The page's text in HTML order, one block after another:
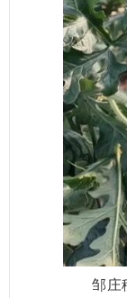
邹庄